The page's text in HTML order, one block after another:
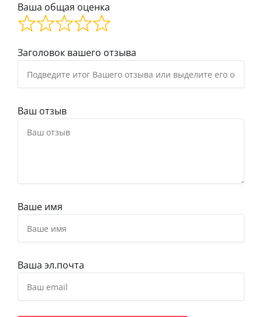
Ваша общая оценка
Заголовок вашего отзыва
Ваш отзыв
Ваше имя
Ваша эл.почта